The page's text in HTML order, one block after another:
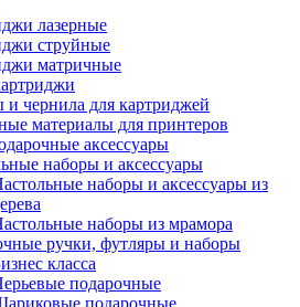
лазерные
струйные
матричные
и чернила для картриджей
материалы для принтеров
аксессуары
наборы и аксессуары
наборы и аксессуары из
наборы из мрамора
ручки, футляры и наборы
класса
подарочные